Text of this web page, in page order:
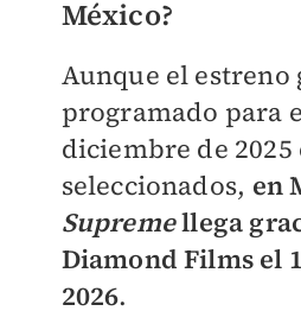
México?
Aunque el estreno
programado para
diciembre de 2025
seleccionados, en
Supremellega
Diamond Films el
2026.